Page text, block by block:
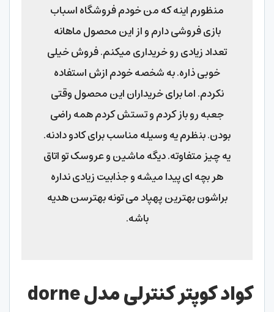
منظورم اینه که من خودم فروشگاه اسباب
بازی فروشی دارم و از این محصول ماهانه
تعداد زیادی رو خریداری میکنم. فروش خیلی
خوبی ذاره. به شخصه خودم ازش استفاده
نکردم. اما برای خریداران این محصول وقتی
جعبه رو باز کردم و تستش کردم همه راضی
بودن. بنظرم یه وسیله مناسب برای کادو دادنه.
یه چیز متفاوته. دیگه ماشین و عروسک تو اتاق
هر بچه ای پیدا میشه و جذابیت زیادی نداره
براشون بهترین پهپاد می تونه بهترسن هدیه
باشه.
کواد کوپتر کنترلی مدلdorne